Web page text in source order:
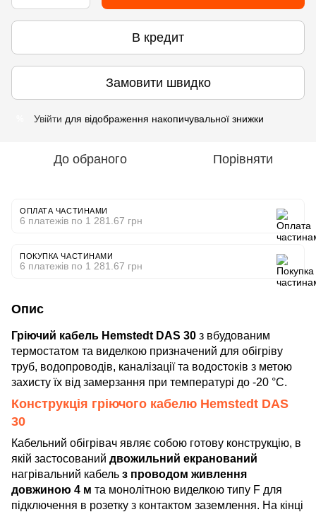
В кредит
Замовити швидко
Увійти для відображення накопичувальної знижки
До обраного Порівняти
ОПЛАТА ЧАСТИНАМИ
6 платежів по 1 281.67 грн
ПОКУПКА ЧАСТИНАМИ
6 платежів по 1 281.67 грн
Опис
Гріючий кабель Hemstedt DAS 30 з вбудованим
термостатом та виделкою призначений для обігріву
труб, водопроводів, каналізації та водостоків з метою
захисту їх від замерзання при температурі до -20 °C.
Конструкція гріючого кабелю Hemstedt DAS
30
Кабельний обігрівач являє собою готову конструкцію, в
якій застосований двожильний екранований
нагрівальний кабель з проводом живлення
довжиною 4 м та монолітною виделкою типу F для
підключення в розетку з контактом заземлення. На кінці